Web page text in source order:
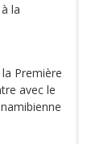
la
Première
avec le